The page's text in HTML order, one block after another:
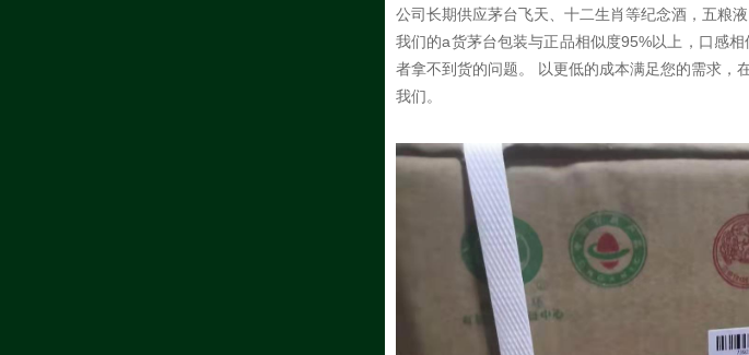
公司长期供应茅台飞天、十二生肖等纪念酒，五粮
我们的a货茅台包装与正品相似度95%以上，口感
者拿不到货的问题。 以更低的成本满足您的需求，
我们。